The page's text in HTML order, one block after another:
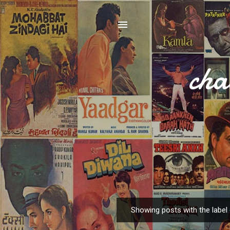
o
Showing posts with the label